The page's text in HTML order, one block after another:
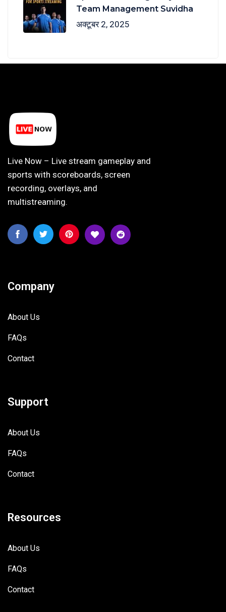
Team Management Suvidha
अक्टूबर 2, 2025
Live Now – Live stream gameplay and
sports with scoreboards, screen
recording, overlays, and
multistreaming.
Company
About Us
FAQs
Contact
Support
About Us
FAQs
Contact
Resources
About Us
FAQs
Contact